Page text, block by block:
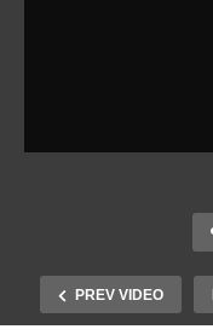
PREV VIDEO